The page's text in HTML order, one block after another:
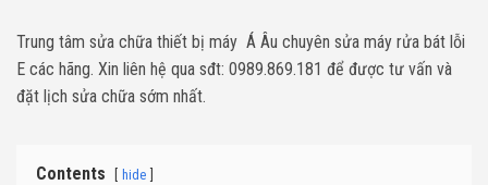
Trung tâm sửa chữa thiết bị máy Á Âu chuyên sửa máy rửa bát lỗi
E các hãng. Xin liên hệ qua sđt: 0989.869.181 để được tư vấn và
đặt lịch sửa chữa sớm nhất.
Contents hide